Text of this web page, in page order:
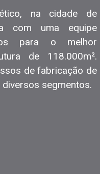
na cidade de
com uma equipe
para o melhor
de 118.000m².
de fabricação de
segmentos.